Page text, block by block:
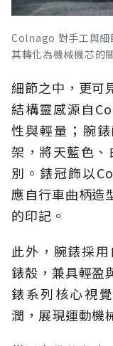
Colnago 對手工與細
其轉化為機械機芯的
細節之中，更可
結構靈感源自
性與輕量；腕
架，將天藍色
別。錶冠飾以
應自行車曲柄造
的印記。
此外，腕錶採
錶殼，兼具輕盈
錶系列核心視
潤，展現運動機